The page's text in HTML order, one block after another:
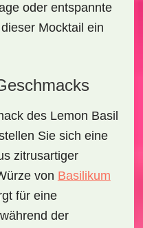
oder entspannte
Mocktail ein
des Lemon Basil
Sie sich eine
zitrusartiger
von Basilikum
für eine
der